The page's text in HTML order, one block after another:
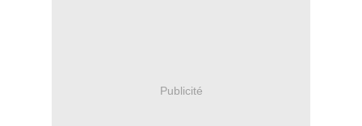
Publicité